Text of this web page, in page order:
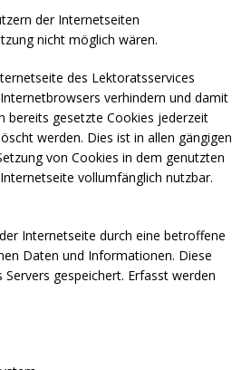
der Internetseiten
nicht möglich wären.
des Lektoratsservices
verhindern und damit
bereits gesetzte Cookies jederzeit
werden. Dies ist in allen gängigen
von Cookies in dem genutzten
vollumfänglich nutzbar.
Internetseite durch eine betroffene
Daten und Informationen. Diese
gespeichert. Erfasst werden